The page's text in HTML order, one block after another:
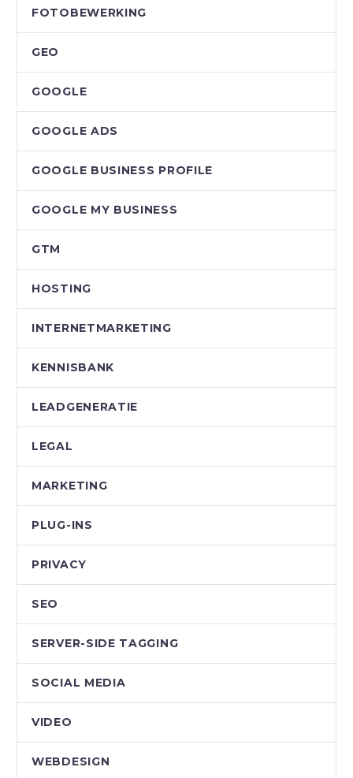
FOTOBEWERKING
GEO
GOOGLE
GOOGLE ADS
GOOGLE BUSINESS PROFILE
GOOGLE MY BUSINESS
GTM
HOSTING
INTERNETMARKETING
KENNISBANK
LEADGENERATIE
LEGAL
MARKETING
PLUG-INS
PRIVACY
SEO
SERVER-SIDE TAGGING
SOCIAL MEDIA
VIDEO
WEBDESIGN